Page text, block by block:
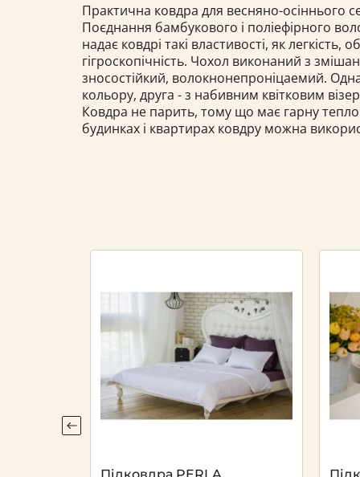
Практична ковдра для весняно-осіннього
Поєднання бамбукового і поліефірного
надає ковдрі такі властивості, як легкість,
гігроскопічність. Чохол виконаний з
зносостійкий, волокнонепроніцаемий.
кольору, друга - з набивним квітковим
Ковдра не парить, тому що має гарну
будинках і квартирах ковдру можна
Підковдра PERLA